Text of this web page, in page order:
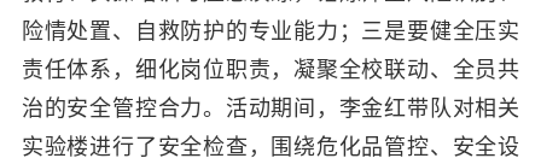
险情处置、自救防护的专业能力；三是要健全压实
责任体系，细化岗位职责，凝聚全校联动、全员共
治的安全管控合力。活动期间，李金红带队对相关
实验楼进行了安全检查，围绕危化品管控、安全设